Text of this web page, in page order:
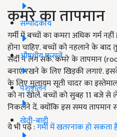
सम्पादकीय
औषधीय फसलें
पशुपालन
खेती-बाड़ी
कमरे का तापमान
गर्मी में बच्चों का कमरा अधिक गर्म
होना चाहिए. बच्चों को नहलाने के
सर्दी न लग सके. कमरे के तापमान
बनाएं रखने के लिए खिड़की लगाएं.
के लिए मुलायम सूती चादर का
को ना खोलें. बच्चों को सुबह 11 बजे
निकलने दें. क्योंकि इस समय तापमान
ये भी पढ़ें :गर्मी में खतरनाक हो सकता